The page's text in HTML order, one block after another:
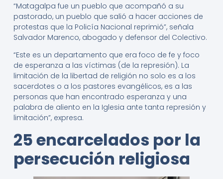
“Matagalpa fue un pueblo que acompañó a su
pastorado, un pueblo que salió a hacer acciones de
protestas que la Policía Nacional reprimió”, señala
Salvador Marenco, abogado y defensor del Colectivo.
“Este es un departamento que era foco de fe y foco
de esperanza a las víctimas (de la represión). La
limitación de la libertad de religión no solo es a los
sacerdotes o a los pastores evangélicos, es a las
personas que han encontrado esperanza y una
palabra de aliento en la Iglesia ante tanta represión y
limitación”, expresa.
25 encarcelados por la
persecución religiosa